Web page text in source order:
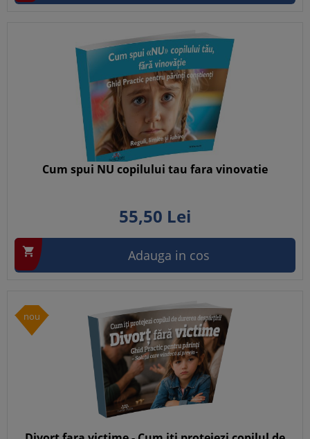
Cum spui NU copilului tau fara vinovatie
55,50 Lei
 Adauga in cos
nou